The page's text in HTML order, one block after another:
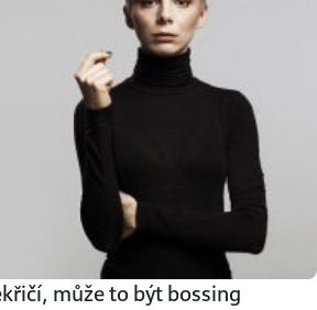
může to být bossing